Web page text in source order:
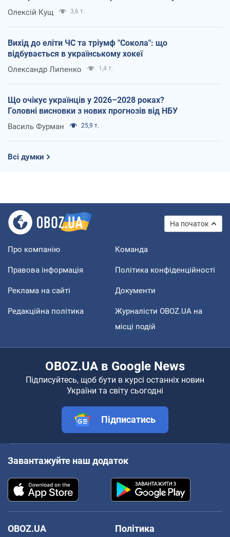
Олексій Кущ 3,6 т.
Вихід до еліти ЧС та тріумф "Сокола": що
відбувається в українському хокеї
Олександр Липенко 1,4 т.
Що очікує українців у 2026–2028 роках?
Головні висновки з нових прогнозів від НБУ
Василь Фурман 25,9 т.
Всі думки
На початок
Про компанію Команда
Правова інформація Політика конфіденційності
Реклама на сайті Документи
Редакційна політика
Журналісти OBOZ.UA на
місці подій
OBOZ.UA в Google News
Підписуйтесь, щоб бути в курсі останніх новин
України та світу сьогодні
Підписатись
Завантажуйте наш додаток
OBOZ.UA
Політика